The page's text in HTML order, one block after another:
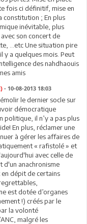
fois ci définitif, mise en
constitution ; En plus
inévitable, plus
son concert de
…etc Une situation pire
y a quelques mois. Peut
des nahdhaouis
amis
- 10-08-2013 18:03
le dernier socle sur
démocratique
politique, il n’y a pas plus
En plus, réclamer une
à gérer les affaires de
« rafistolé » et
avec celle de
d'un anachronisme
dépit de certains
est dotée d’organes
!) créés par le
la volonté
malgré les